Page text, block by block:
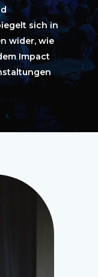
sich in
wider, wie
Impact